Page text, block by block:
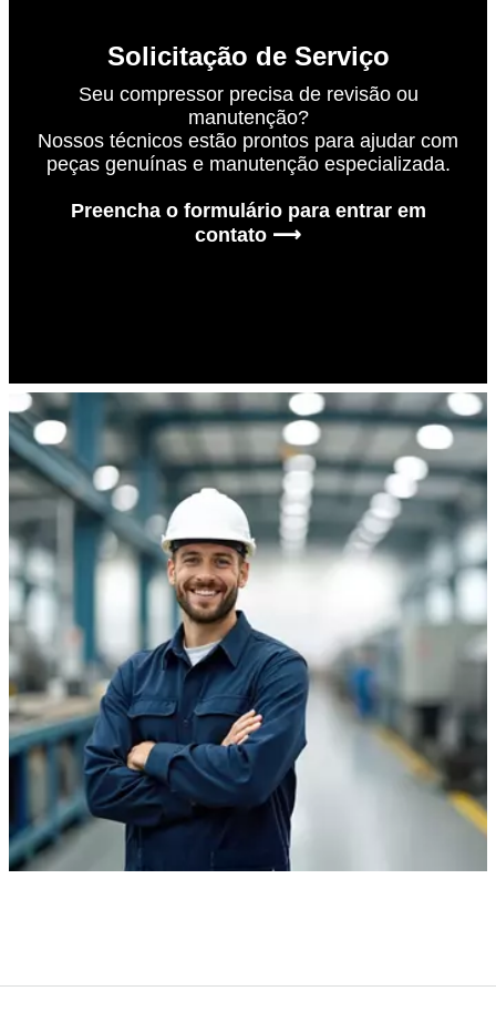
Solicitação de Serviço
Seu compressor precisa de revisão ou
manutenção?
Nossos técnicos estão prontos para ajudar com
peças genuínas e manutenção especializada.
Preencha o formulário para entrar em
contato ⟶